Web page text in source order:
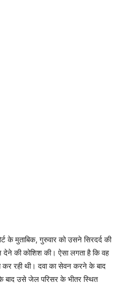
के मुताबिक, गुरुवार को उसने सिरदर्द की
देने की कोशिश की। ऐसा लगता है कि वह
रही थी। दवा का सेवन करने के बाद
बाद उसे जेल परिसर के भीतर स्थित